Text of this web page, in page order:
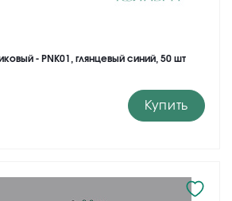
- PNK01, глянцевый синий, 50 шт
Купить